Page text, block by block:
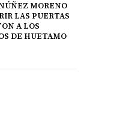
MORENO
LAS PUERTAS
A LOS
DE HUETAMO